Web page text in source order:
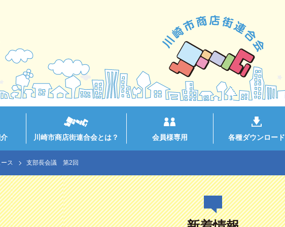
川崎市商店街連合会とは？ 会員様専用 各種ダウンロード
ス 支部長会議 第2回